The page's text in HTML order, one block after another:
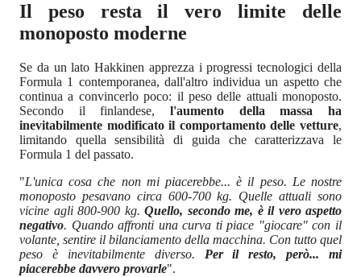
Il peso resta il vero limite delle
monoposto moderne
Se da un lato Hakkinen apprezza i progressi tecnologici della
Formula 1 contemporanea, dall'altro individua un aspetto che
continua a convincerlo poco: il peso delle attuali monoposto.
Secondo il finlandese, l'aumento della massa ha
inevitabilmente modificato il comportamento delle vetture,
limitando quella sensibilità di guida che caratterizzava le
Formula 1 del passato.
"L'unica cosa che non mi piacerebbe... è il peso. Le nostre
monoposto pesavano circa 600-700 kg. Quelle attuali sono
vicine agli 800-900 kg. Quello, secondo me, è il vero aspetto
negativo. Quando affronti una curva ti piace "giocare" con il
volante, sentire il bilanciamento della macchina. Con tutto quel
peso è inevitabilmente diverso. Per il resto, però... mi
piacerebbe davvero provarle".